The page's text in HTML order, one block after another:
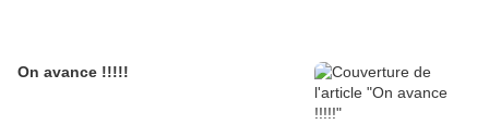
On avance !!!!!